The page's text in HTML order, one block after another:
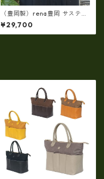
（豊岡製）rena豊岡 サスティ
ナブルレザー・レッザボタニ
カ 牛革ラウンドファスナー長
財布 rt-030
¥29,700